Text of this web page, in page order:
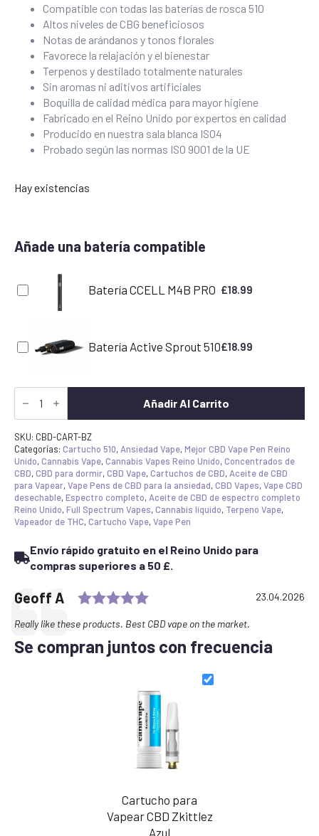
Compatible con todas las baterías de rosca 510
Altos niveles de CBG beneficiosos
Notas de arándanos y tonos florales
Favorece la relajación y el bienestar
Terpenos y destilado totalmente naturales
Sin aromas ni aditivos artificiales
Boquilla de calidad médica para mayor higiene
Fabricado en el Reino Unido por expertos en calidad
Producido en nuestra sala blanca ISO4
Probado según las normas ISO 9001 de la UE
Hay existencias
Añade una batería compatible
Batería CCELL M4B PRO £18.99
Batería Active Sprout 510£18.99
Cartucho
para
Zkittlez
Azul
cantidad
Añadir Al Carrito
SKU: CBD-CART-BZ
Categorías: Cartucho 510, Ansiedad Vape,Mejor CBD Vape Pen Reino
Unido,Cannabis Vape,Cannabis Vapes Reino Unido,Concentrados de
CBD,CBD para dormir,CBD Vape,Cartuchos de CBD, Aceite de CBD
para Vapear,Vape Pens de CBD para la ansiedad,CBD Vapes,Vape CBD
desechable,Espectro completo, Aceite de CBD de espectro completo
Reino Unido,Full Spectrum Vapes,Cannabis líquido, Terpeno Vape,
Vapeador de THC,Cartucho Vape,Vape Pen
Envío rápido gratuito en el Reino Unido para
compras superiores a 50 £.
Testimonial
Author:
Geoff A Rating: 5.0 out of 5 stars
Date:
23.04.2026
Text:
Really like these products. Best CBD vape on the market.
Se compran juntos con frecuencia
Cartucho para
Vapear CBD Zkittlez
Azul